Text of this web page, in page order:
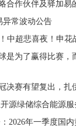
合作伙伴及驿加易
升乡镇覆盖率 焦点
异常波动公告
中超悲喜夜！申花
是为了赢得比赛，
决赛有望复出，扎
源绿储综合能源服
2026年一季度国